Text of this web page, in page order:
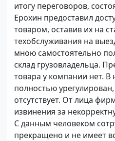
итогу переговоров,
Ерохин предоставил
товаром, оставив их на
техобслуживания на
мною самостоятельно
склад грузовладельца.
товара у компании нет.
полностью
отсутствует. От лица
извинения за
С данным человеком
прекращено и не имеет